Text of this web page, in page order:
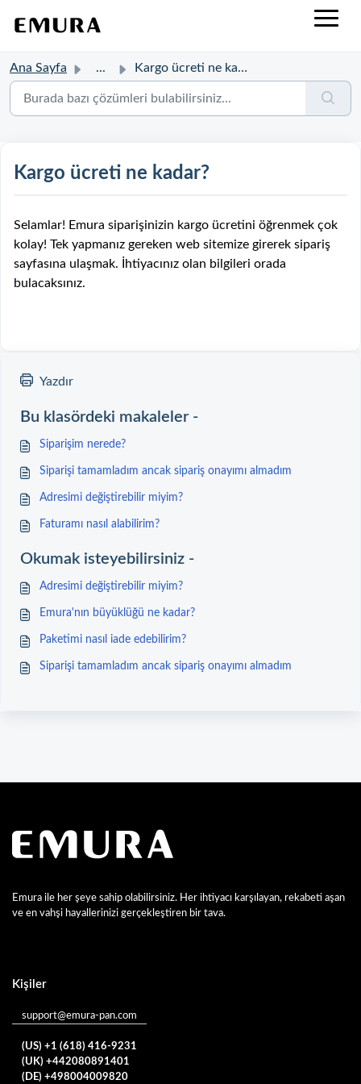
Ana Sayfa ... Kargo ücreti ne kadar?
Kargo ücreti ne kadar?
Selamlar! Emura siparişinizin kargo ücretini öğrenmek çok
kolay! Tek yapmanız gereken web sitemize girerek sipariş
sayfasına ulaşmak. İhtiyacınız olan bilgileri orada
bulacaksınız.
Yazdır
Bu klasördeki makaleler -
Siparişim nerede?
Siparişi tamamladım ancak sipariş onayımı almadım
Adresimi değiştirebilir miyim?
Faturamı nasıl alabilirim?
Okumak isteyebilirsiniz -
Adresimi değiştirebilir miyim?
Emura'nın büyüklüğü ne kadar?
Paketimi nasıl iade edebilirim?
Siparişi tamamladım ancak sipariş onayımı almadım
Emura ile her şeye sahip olabilirsiniz. Her ihtiyacı karşılayan, rekabeti aşan
ve en vahşi hayallerinizi gerçekleştiren bir tava.
Kişiler
support@emura-pan.com
(US) +1 (618) 416-9231
(UK) +442080891401
(DE) +498004009820